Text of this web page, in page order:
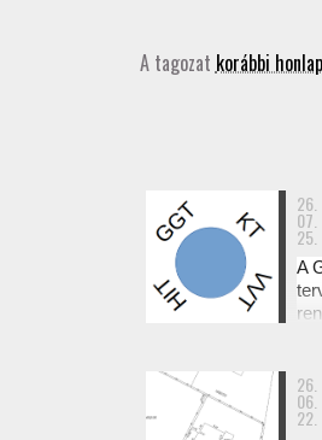
A tagozat korábbi
26.
07.
25.
A
26.
06.
22.